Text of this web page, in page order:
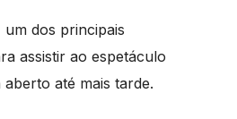
um dos principais
assistir ao espetáculo
até mais tarde.